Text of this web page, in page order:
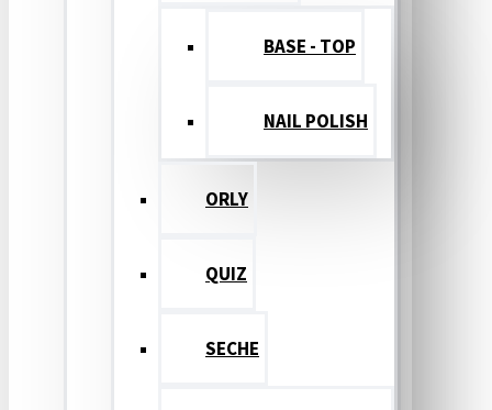
BASE - TOP
NAIL POLISH
ORLY
QUIZ
SECHE